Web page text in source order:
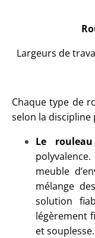
Largeurs de
Chaque type de
selon la
Le
meuble
mélange
solution
légèrement
et souplesse.